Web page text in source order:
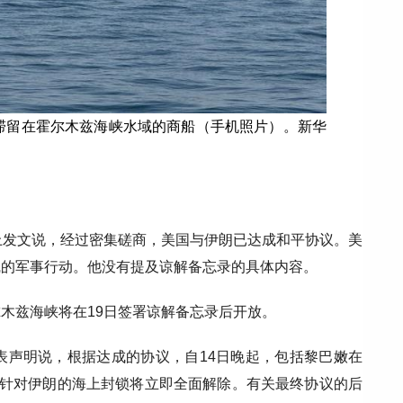
在霍尔木兹海峡水域的商船（手机照片）。新华
文说，经过密集磋商，美国与伊朗已达成和平协议。美
军事行动。他没有提及谅解备忘录的具体内容。
兹海峡将在19日签署谅解备忘录后开放。
明说，根据达成的协议，自14日晚起，包括黎巴嫩在
对伊朗的海上封锁将立即全面解除。有关最终协议的后